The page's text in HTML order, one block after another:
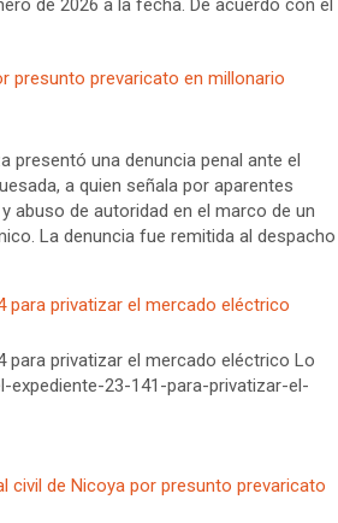
de 2026 a la fecha. De acuerdo con el
presunto prevaricato en millonario
presentó una denuncia penal ante el
a quien señala por aparentes
abuso de autoridad en el marco de un
La denuncia fue remitida al despacho
para privatizar el mercado eléctrico
para privatizar el mercado eléctrico Lo
23-141-para-privatizar-el-
civil de Nicoya por presunto prevaricato